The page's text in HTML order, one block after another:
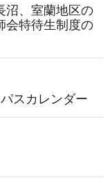
沼、室蘭地区の
会特待生制度の
スカレンダー